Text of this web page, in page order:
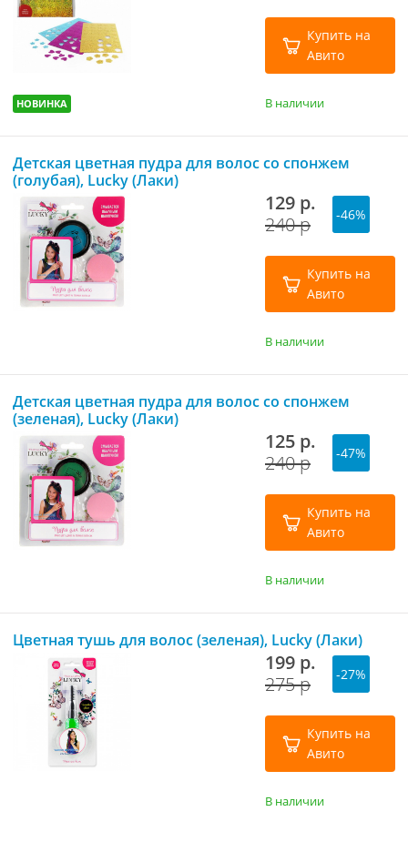
НОВИНКА
Купить на
Авито
В наличии
Детская цветная пудра для волос со спонжем
(голубая), Lucky (Лаки)
129 р.
240 р
-46%
Купить на
Авито
В наличии
Детская цветная пудра для волос со спонжем
(зеленая), Lucky (Лаки)
125 р.
240 р
-47%
Купить на
Авито
В наличии
Цветная тушь для волос (зеленая), Lucky (Лаки)
199 р.
275 р
-27%
Купить на
Авито
В наличии